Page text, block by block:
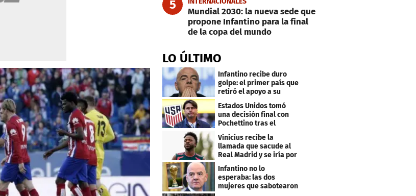
5
Mundial 2030: la nueva sede que
propone Infantino para la final
de la copa del mundo
LO ÚLTIMO
Infantino recibe duro
golpe: el primer país que
retiró el apoyo a su
Estados Unidos tomó
una decisión final con
Pochettino tras el
Mundial
Vinicius recibe la
llamada que sacude al
Real Madrid y se iría por
este salario
Infantino no lo
esperaba: las dos
mujeres que sabotearon